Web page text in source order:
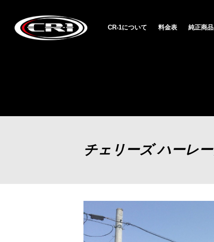
CR-1について 料金表 純正商品
チェリーズ ハーレ